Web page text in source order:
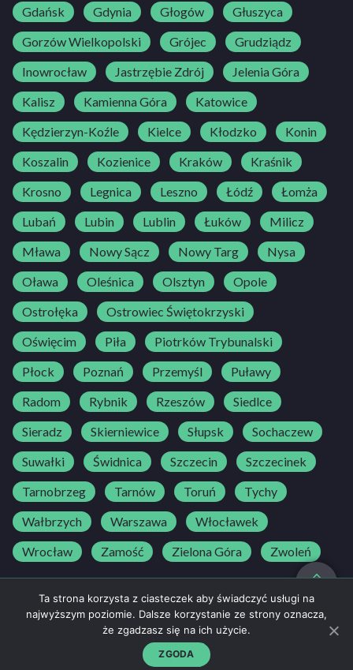
Gdańsk
Gdynia Głogów
Głuszyca
Gorzów Wielkopolski
Grójec
Grudziądz
Inowrocław
Jastrzębie Zdrój
Jelenia Góra
Kalisz
Kamienna Góra
Katowice
Kędzierzyn-Koźle
Kielce Kłodzko
Konin
Koszalin
Kozienice Kraków
Kraśnik
Krosno
Legnica Leszno Łódź
Łomża
Lubań
Lubin Lublin Łuków
Milicz
Mława
Nowy Sącz Nowy Targ
Nysa
Oława
Oleśnica Olsztyn
Opole
Ostrołęka
Ostrowiec Świętokrzyski
Oświęcim
Piła
Piotrków Trybunalski
Płock
Poznań Przemyśl
Puławy
Radom
Rybnik Rzeszów
Siedlce
Sieradz
Skierniewice Słupsk
Sochaczew
Suwałki
Świdnica Szczecin
Szczecinek
Tarnobrzeg
Tarnów Toruń
Tychy
Wałbrzych
Warszawa
Włocławek
Wrocław
Zamość Zielona Góra Zwoleń
NAPISZ DO NAS
kontakt@bedriver.pl
Regulamin
Ta strona korzysta z ciasteczek aby świadczyć usługi na
najwyższym poziomie. Dalsze korzystanie ze strony oznacza,
że zgadzasz się na ich użycie.
ZGODA